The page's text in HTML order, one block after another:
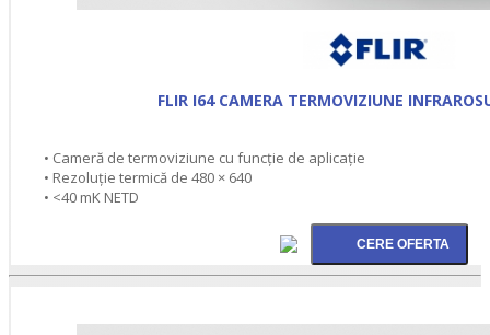
FLIR I64 CAMERA TERMOVIZIUNE
• Cameră de termoviziune cu funcție de aplicație
• Rezoluție termică de 480 × 640
• <40 mK NETD